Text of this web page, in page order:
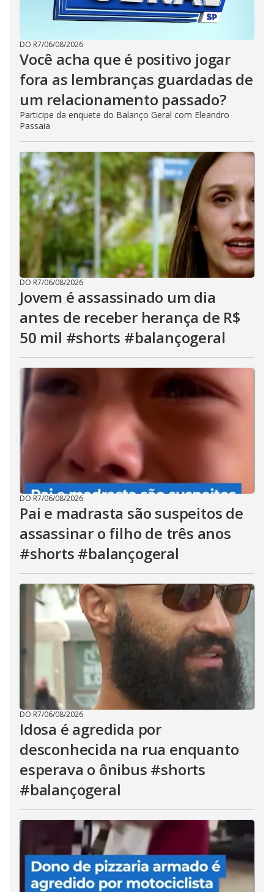
DO R7/06/08/2026
Você acha que é positivo jogar
fora as lembranças guardadas de
um relacionamento passado?
Participe da enquete do Balanço Geral com Eleandro
Passaia
DO R7/06/08/2026
Jovem é assassinado um dia
antes de receber herança de R$
50 mil #shorts #balançogeral
DO R7/06/08/2026
Pai e madrasta são suspeitos de
assassinar o filho de três anos
#shorts #balançogeral
DO R7/06/08/2026
Idosa é agredida por
desconhecida na rua enquanto
esperava o ônibus #shorts
#balançogeral